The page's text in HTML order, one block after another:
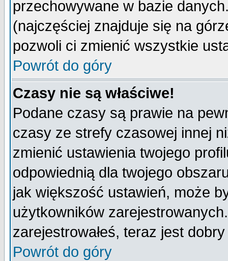
przechowywane w bazie
(najczęściej znajduje się na
pozwoli ci zmienić wszystkie
Powrót do góry
Czasy nie są właściwe!
Podane czasy są prawie na
czasy ze strefy czasowej innej
zmienić ustawienia twojego
odpowiednią dla twojego
jak większość ustawień, może
użytkowników
zarejestrowałeś, teraz jest
Powrót do góry